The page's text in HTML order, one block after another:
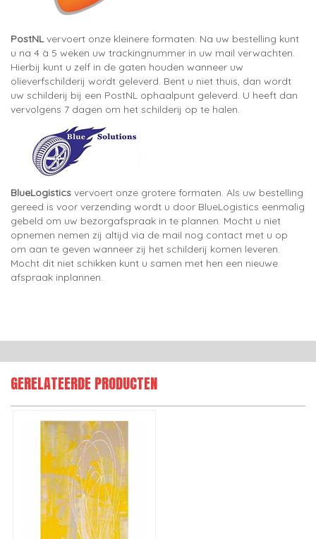
PostNLvervoert onze kleinere formaten. Na uw bestelling kunt
u na 4 à 5 weken uw trackingnummer in uw mail verwachten.
Hierbij kunt u zelf in de gaten houden wanneer uw
olieverfschilderij wordt geleverd. Bent u niet thuis, dan wordt
uw schilderij bij een PostNL ophaalpunt geleverd. U heeft dan
vervolgens 7 dagen om het schilderij op te halen.
BlueLogistics vervoert onze grotere formaten. Als uw bestelling
gereed is voor verzending wordt u door BlueLogistics eenmalig
gebeld om uw bezorgafspraak in te plannen. Mocht u niet
opnemen nemen zij altijd via de mail nog contact met u op
om aan te geven wanneer zij het schilderij komen leveren.
Mocht dit niet schikken kunt u samen met hen een nieuwe
afspraak inplannen.
GERELATEERDE PRODUCTEN